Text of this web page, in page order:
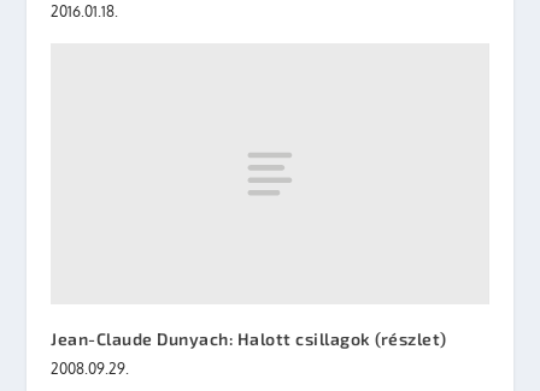
2016.01.18.
Jean-Claude Dunyach: Halott csillagok (részlet)
2008.09.29.